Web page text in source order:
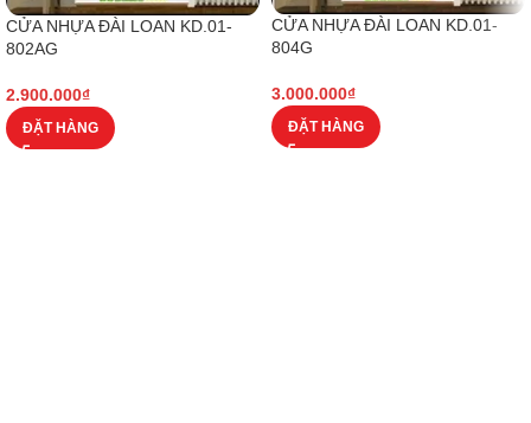
CỬA NHỰA ĐÀI LOAN KD.01-
802AG
2.900.000₫
ĐẶT HÀNG
CỬA NHỰA ĐÀI LOAN KD.01-
804G
3.000.000₫
ĐẶT HÀNG